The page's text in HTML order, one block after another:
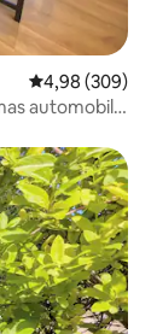
Vidutinis
4,98 (309)
automobilių